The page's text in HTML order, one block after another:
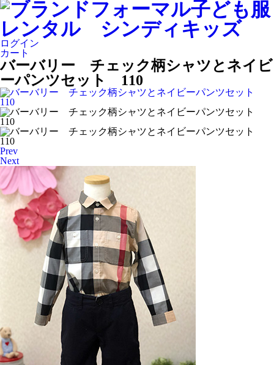
ログイン
カート
バーバリー チェック柄シャツとネイビ
ーパンツセット 110
Prev
Next